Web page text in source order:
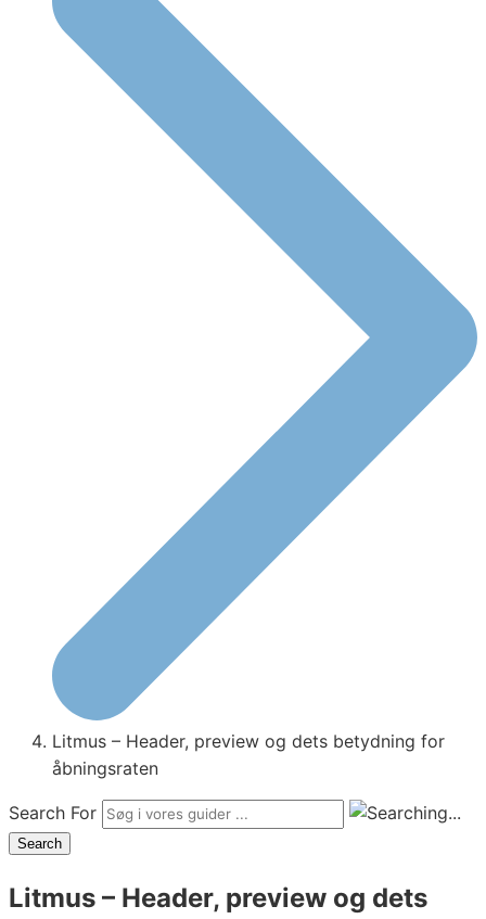
Litmus – Header, preview og dets betydning for
åbningsraten
Search For
Search
Litmus – Header, preview og dets